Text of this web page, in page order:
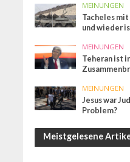
MEINUNGEN
Tacheles mit
und wieder
MEINUNGEN
Teheran ist
MEINUNGEN
Jesus war
Problem?
Meistgelesene